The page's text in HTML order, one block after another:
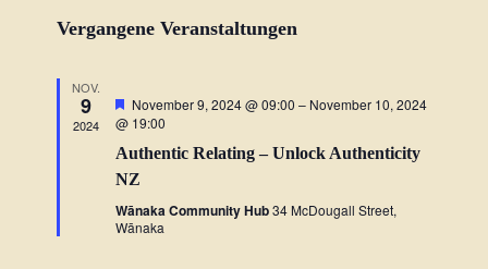
wählen.
Vergangene Veranstaltungen
NOV.
9
2024
Hervorgehoben
November 9, 2024 @ 09:00 – November 10, 2024
@ 19:00
Authentic Relating – Unlock Authenticity
NZ
Wānaka Community Hub34 McDougall Street,
Wānaka